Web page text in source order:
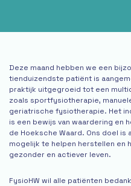
Deze maand hebben we een
tienduizendste patiënt is
praktijk uitgegroeid tot een
zoals sportfysiotherapie,
geriatrische fysiotherapie. Het
is een bewijs van waardering en
de Hoeksche Waard. Ons doel
mogelijk te helpen herstellen en
gezonder en actiever leven.
FysioHW wil alle patiënten